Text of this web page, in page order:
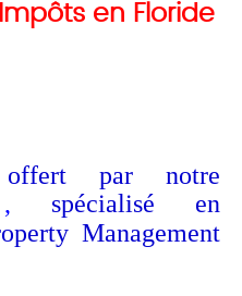
en Floride
par notre
,
spécialisé en
Management